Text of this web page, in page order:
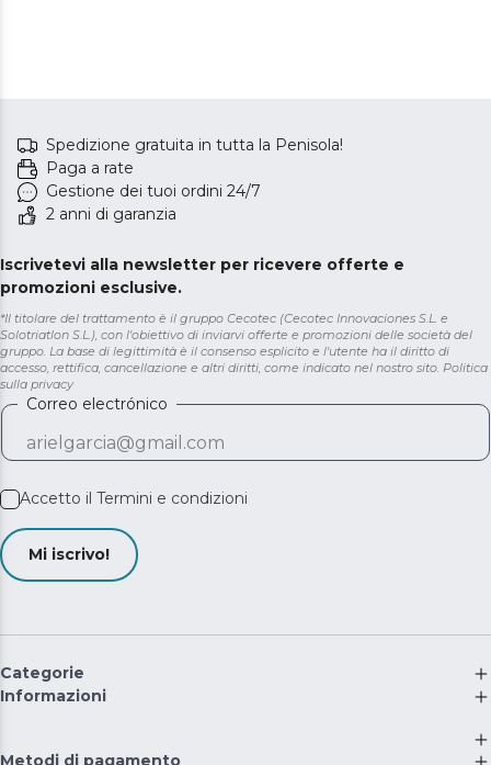
Spedizione gratuita in tutta la Penisola!
Paga a rate
Gestione dei tuoi ordini 24/7
2 anni di garanzia
Iscrivetevi alla newsletter per ricevere offerte e
promozioni esclusive.
*Il titolare del trattamento è il gruppo Cecotec (Cecotec Innovaciones S.L. e
Solotriatlon S.L.), con l'obiettivo di inviarvi offerte e promozioni delle società del
gruppo. La base di legittimità è il consenso esplicito e l'utente ha il diritto di
accesso, rettifica, cancellazione e altri diritti, come indicato nel nostro sito. Politica
sulla privacy
Correo electrónico
Accetto il Termini e condizioni
Mi iscrivo!
Categorie
Informazioni
Metodi di pagamento